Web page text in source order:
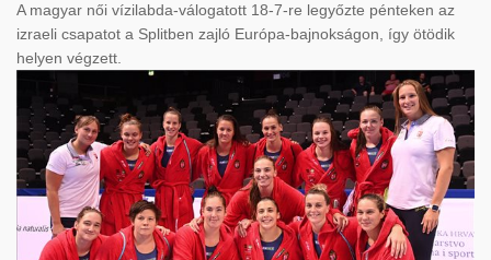
A magyar női vízilabda-válogatott 18-7-re legyőzte pénteken az
izraeli csapatot a Splitben zajló Európa-bajnokságon, így ötödik
helyen végzett.